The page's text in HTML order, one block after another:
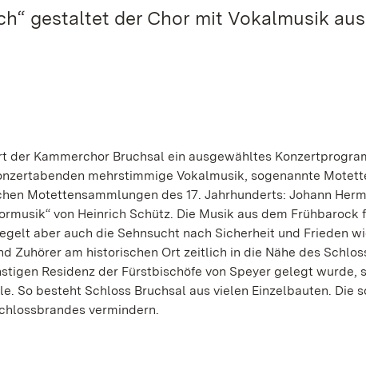
gestaltet der Chor mit Vokalmusik aus
Kammerchor Bruchsal ein ausgewähltes
mehrstimmige Vokalmusik, sogenannte
Motettensammlungen des 17. Jahrhunderts: Johann
von Heinrich Schütz. Die Musik aus dem Frühbarock
aber auch die Sehnsucht nach Sicherheit und Frieden
Zuhörer am historischen Ort zeitlich in die Nähe des
Residenz der Fürstbischöfe von Speyer gelegt wurde,
So besteht Schloss Bruchsal aus vielen Einzelbauten. Die
vermindern.